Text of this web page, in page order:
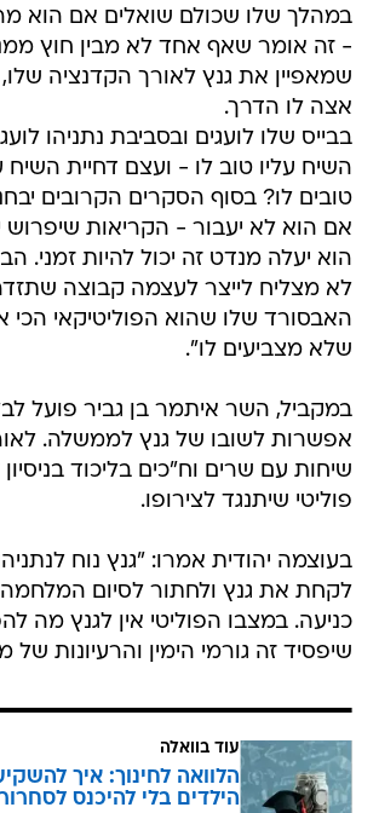
במהלך שלו שכולם שואלים אם הוא
- זה אומר שאף אחד לא מבין חוץ
שמאפיין את גנץ לאורך הקדנציה
אצה לו הדרך.
בבייס שלו לועגים ובסביבת נתניהו
השיח עליו טוב לו - ועצם דחיית
טובים לו? בסוף הסקרים הקרובים
אם הוא לא יעבור - הקריאות שיפרוש
הוא יעלה מנדט זה יכול להיות זמני.
לא מצליח לייצר לעצמה קבוצה
האבסורד שלו שהוא הפוליטיקאי הכי
שלא מצביעים לו".
במקביל, השר איתמר בן גביר פועל
אפשרות לשובו של גנץ לממשלה.
שיחות עם שרים וח"כים בליכוד
פוליטי שיתנגד לצירופו.
בעוצמה יהודית אמרו: "גנץ נוח
לקחת את גנץ ולחתור לסיום המלחמה
כניעה. במצבו הפוליטי אין לגנץ מה
שיפסיד זה גורמי הימין והרעיונות של
עוד בוואלה
הלוואה לחינוך: איך
הילדים בלי להיכנס